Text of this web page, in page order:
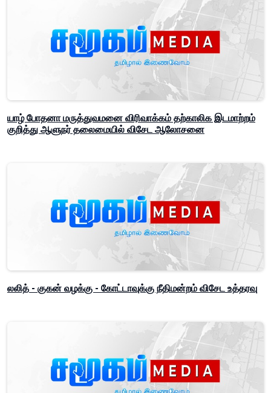
யாழ் போதனா மருத்துவமனை விரிவாக்கம் தற்காலிக இடமாற்றம்
குறித்து ஆளுநர் தலைமையில் விசேட ஆலோசனை
லலித் - குகன் வழக்கு - கோட்டாவுக்கு நீதிமன்றம் விசேட உத்தரவு